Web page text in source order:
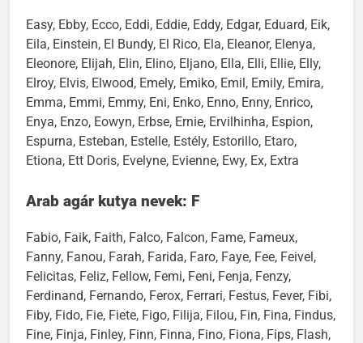
Easy, Ebby, Ecco, Eddi, Eddie, Eddy, Edgar, Eduard, Eik,
Eila, Einstein, El Bundy, El Rico, Ela, Eleanor, Elenya,
Eleonore, Elijah, Elin, Elino, Eljano, Ella, Elli, Ellie, Elly,
Elroy, Elvis, Elwood, Emely, Emiko, Emil, Emily, Emira,
Emma, Emmi, Emmy, Eni, Enko, Enno, Enny, Enrico,
Enya, Enzo, Eowyn, Erbse, Ernie, Ervilhinha, Espion,
Espurna, Esteban, Estelle, Estély, Estorillo, Etaro,
Etiona, Ett Doris, Evelyne, Evienne, Ewy, Ex, Extra
Arab agár kutya nevek: F
Fabio, Faik, Faith, Falco, Falcon, Fame, Fameux,
Fanny, Fanou, Farah, Farida, Faro, Faye, Fee, Feivel,
Felicitas, Feliz, Fellow, Femi, Feni, Fenja, Fenzy,
Ferdinand, Fernando, Ferox, Ferrari, Festus, Fever, Fibi,
Fiby, Fido, Fie, Fiete, Figo, Filija, Filou, Fin, Fina, Findus,
Fine, Finja, Finley, Finn, Finna, Fino, Fiona, Fips, Flash,